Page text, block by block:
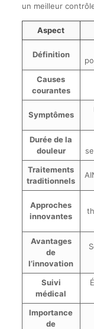
un meilleur
Aspect
Définition
Causes
courantes
Symptômes
Durée de la
douleur
Traitements
traditionnels
Approches
innovantes
Avantages
de
l’innovation
Suivi
médical
Importance
de